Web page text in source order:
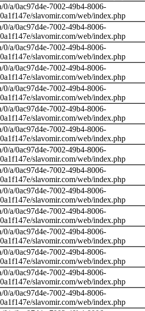
0/a/0ac97d4e-7002-49b4-8006-
slavomir.com/web/index.php
0/a/0ac97d4e-7002-49b4-8006-
slavomir.com/web/index.php
0/a/0ac97d4e-7002-49b4-8006-
slavomir.com/web/index.php
0/a/0ac97d4e-7002-49b4-8006-
slavomir.com/web/index.php
0/a/0ac97d4e-7002-49b4-8006-
slavomir.com/web/index.php
0/a/0ac97d4e-7002-49b4-8006-
slavomir.com/web/index.php
0/a/0ac97d4e-7002-49b4-8006-
slavomir.com/web/index.php
0/a/0ac97d4e-7002-49b4-8006-
slavomir.com/web/index.php
0/a/0ac97d4e-7002-49b4-8006-
slavomir.com/web/index.php
0/a/0ac97d4e-7002-49b4-8006-
slavomir.com/web/index.php
0/a/0ac97d4e-7002-49b4-8006-
slavomir.com/web/index.php
0/a/0ac97d4e-7002-49b4-8006-
slavomir.com/web/index.php
0/a/0ac97d4e-7002-49b4-8006-
slavomir.com/web/index.php
0/a/0ac97d4e-7002-49b4-8006-
slavomir.com/web/index.php
0/a/0ac97d4e-7002-49b4-8006-
slavomir.com/web/index.php